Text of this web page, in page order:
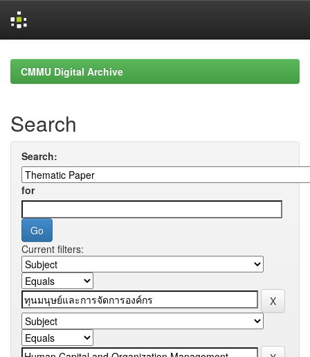
navigationCMMU Digital Archive
Search
Search:
for
Current filters: